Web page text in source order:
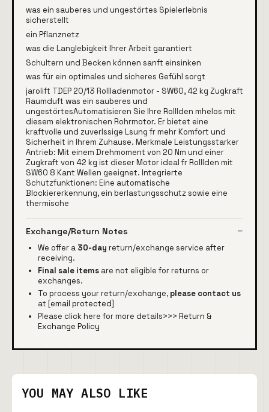
was ein sauberes und ungestörtes Spielerlebnis
sicherstellt
ein Pflanznetz
was die Langlebigkeit Ihrer Arbeit garantiert
Schultern und Becken können sanft einsinken
was für ein optimales und sicheres Gefühl sorgt
jarolift TDEP 20/13 Rollladenmotor - SW60, 42 kg Zugkraft
Raumduft was ein sauberes und
ungestörtesAutomatisieren Sie Ihre Rolllden mhelos mit
diesem elektronischen Rohrmotor. Er bietet eine
kraftvolle und zuverlssige Lsung fr mehr Komfort und
Sicherheit in Ihrem Zuhause. Merkmale Leistungsstarker
Antrieb: Mit einem Drehmoment von 20 Nm und einer
Zugkraft von 42 kg ist dieser Motor ideal fr Rolllden mit
SW60 8 Kant Wellen geeignet. Integrierte
Schutzfunktionen: Eine automatische
Blockiererkennung, ein berlastungsschutz sowie eine
thermische
Exchange/Return Notes
We offer a 30-day return/exchange service after
receiving.
Final sale items are not eligible for returns or
exchanges.
To process your return/exchange, please contact us
at [email protected]
Please click here for more details>>> Return &
Exchange Policy
YOU MAY ALSO LIKE